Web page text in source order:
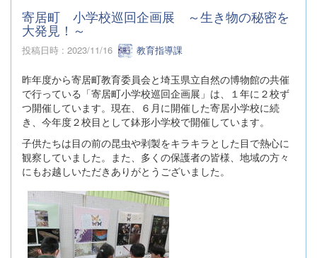
寄居町 小学校巡回企画展 ～生き物の秘密を
大発見！～
投稿日時 : 2023/11/16 教育指導課
昨年度から寄居町教育委員会と埼玉県立自然の博物館の共催
で行っている「寄居町小学校巡回企画展」は、１年に２校ず
つ開催しています。現在、６月に開催した寄居小学校に続
き、今年度２校目として鉢形小学校で開催しています。
子供たちは目の前の昆虫や剥製をキラキラとした目で熱心に
観察していました。また、多くの保護者の皆様、地域の方々
にもお越しいただきありがとうございました。